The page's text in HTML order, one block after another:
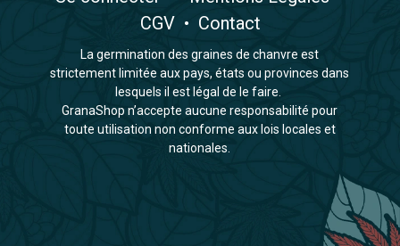
CGV• Contact
La germination des graines de chanvre est
strictement limitée aux pays, états ou provinces dans
lesquels il est légal de le faire.
GranaShop n’accepte aucune responsabilité pour
toute utilisation non conforme aux lois locales et
nationales.